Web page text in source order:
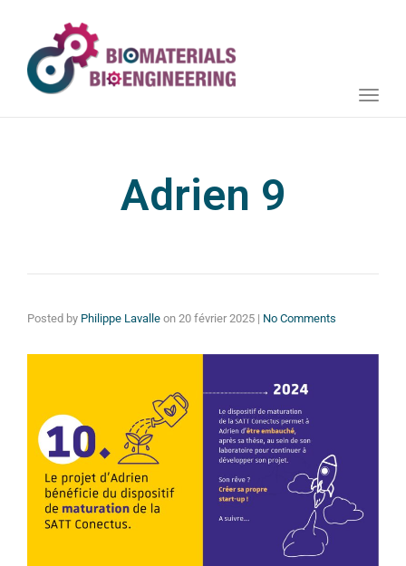
Toggle
Adrien 9
Posted by Philippe Lavalle on 20 février 2025 | No Comments